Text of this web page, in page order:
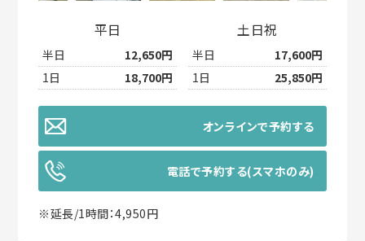
平日
半日
12,650円
1日
18,700円
土日祝
半日
17,600円
1日
25,850円
オンラインで予約する
電話で予約する(スマホのみ)
※延長/1時間：4,950円